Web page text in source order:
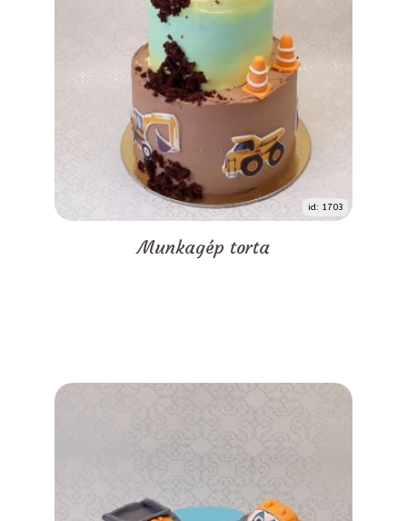
id: 1703
Munkagép torta